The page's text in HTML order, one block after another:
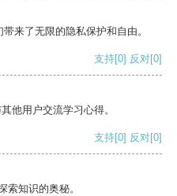
来了无限的隐私保护和自由。
支持[0] 反对[0]
他用户交流学习心得。
支持[0] 反对[0]
索知识的奥秘。